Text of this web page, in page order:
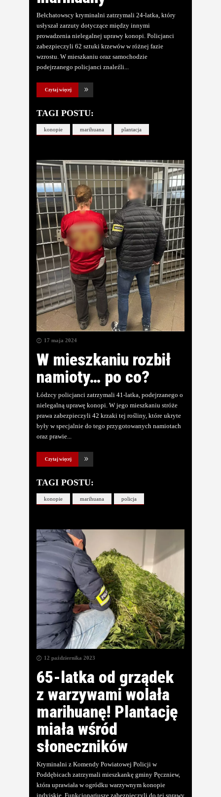
Bełchatowscy kryminalni zatrzymali 24-latka, który
usłyszał zarzuty dotyczące między innymi
prowadzenia nielegalnej uprawy konopi. Policjanci
zabezpieczyli 62 sztuki krzewów w różnej fazie
wzrostu. W mieszkaniu oraz samochodzie
podejrzanego policjanci znaleźli
Czytaj więcej
TAGI POSTU:
konopie marihuana plantacja
17 maja 2024
W mieszkaniu rozbił
namioty… po co?
Łódzcy policjanci zatrzymali 41-latka, podejrzanego o
nielegalną uprawę konopi. W jego mieszkaniu stróże
prawa zabezpieczyli 42 krzaki tej rośliny, które ukryte
były w specjalnie do tego przygotowanych namiotach
oraz prawie
Czytaj więcej
TAGI POSTU:
konopie marihuana policja
12 października 2023
65-latka od grządek
z warzywami wolała
marihuanę! Plantację
miała wśród
słoneczników
Kryminalni z Komendy Powiatowej Policji w
Poddębicach zatrzymali mieszkankę gminy Pęczniew,
która uprawiała w ogródku warzywnym konopie
indyjskie. Funkcjonariusze zabezpieczyli do tej sprawy